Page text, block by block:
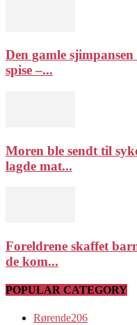
Den gamle
spise –...
Moren ble sendt til
lagde mat...
Foreldrene skaffet
de kom...
POPULAR CATEGORY
Rørende206